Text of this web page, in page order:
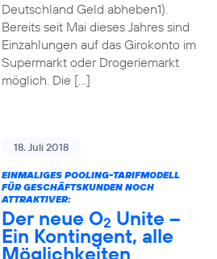
Deutschland Geld abheben1).
Bereits seit Mai dieses Jahres sind
Einzahlungen auf das Girokonto im
Supermarkt oder Drogeriemarkt
möglich. Die […]
18. Juli 2018
EINMALIGES POOLING-TARIFMODELL
FÜR GESCHÄFTSKUNDEN NOCH
ATTRAKTIVER:
Der neue O2 Unite –
Ein Kontingent, alle
Möglichkeiten